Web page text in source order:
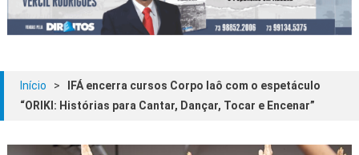
Início >
IFÁ encerra cursos Corpo Iaô com o espetáculo
“ORIKI: Histórias para Cantar, Dançar, Tocar e Encenar”